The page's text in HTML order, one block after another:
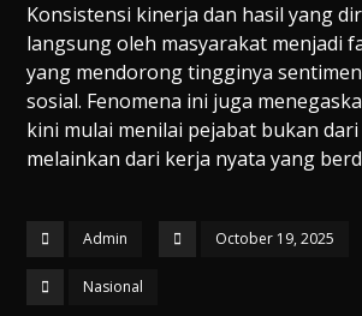
Konsistensi kinerja dan hasil yang
langsung oleh masyarakat menjadi
yang mendorong tingginya
sosial. Fenomena ini juga
kini mulai menilai pejabat bukan
melainkan dari kerja nyata yang
Admin October 19, 2025
Nasional